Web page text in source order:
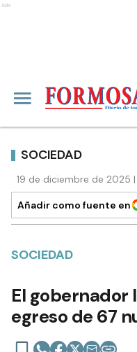
Ads
SOCIEDAD
19 de diciembre de 2025
Añadir como fuente en
SOCIEDAD
El gobernador
egreso de 67